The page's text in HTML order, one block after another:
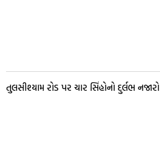
તુલસીશ્યામ રોડ પર ચાર સિંહોનો દુર્લભ નજારો